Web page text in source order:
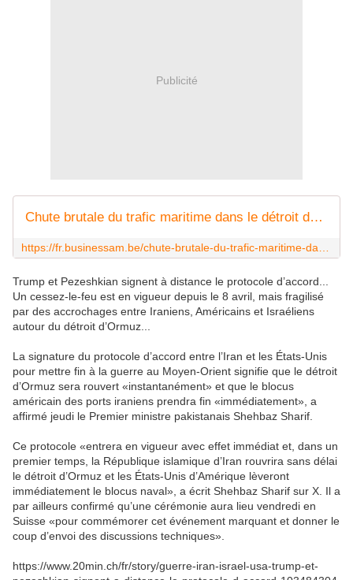
Publicité
Chute brutale du trafic maritime dans le détroit de Bab el-Mandeb après les attaques des Houthis
Trump et Pezeshkian signent à distance le protocole d’accord...
Un cessez-le-feu est en vigueur depuis le 8 avril, mais fragilisé
par des accrochages entre Iraniens, Américains et Israéliens
autour du détroit d’Ormuz...
La signature du protocole d’accord entre l’Iran et les États-Unis
pour mettre fin à la guerre au Moyen-Orient signifie que le détroit
d’Ormuz sera rouvert «instantanément» et que le blocus
américain des ports iraniens prendra fin «immédiatement», a
affirmé jeudi le Premier ministre pakistanais Shehbaz Sharif.
Ce protocole «entrera en vigueur avec effet immédiat et, dans un
premier temps, la République islamique d’Iran rouvrira sans délai
le détroit d’Ormuz et les États-Unis d’Amérique lèveront
immédiatement le blocus naval», a écrit Shehbaz Sharif sur X. Il a
par ailleurs confirmé qu’une cérémonie aura lieu vendredi en
Suisse «pour commémorer cet événement marquant et donner le
coup d’envoi des discussions techniques».
https://www.20min.ch/fr/story/guerre-iran-israel-usa-trump-et-